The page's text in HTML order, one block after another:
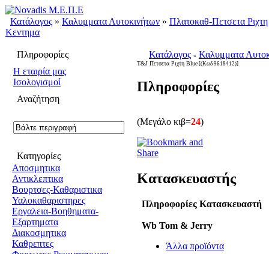
Κατάλογος » Καλυμματα Αυτοκινήτων » Πλατοκαθ-Πετσετα Ριχτη
Κεντημα
Πληροφορίες
H εταιρία μας
Ισολογισμοί
Αναζήτηση
Κατηγορίες
Αποσμητικα
Αντικλεπτικα
Βουρτσες-Καθαριστικα
Υαλοκαθαριστηρες
Εργαλεια-Βοηθηματα-
Εξαρτηματα
Διακοσμητικα
Καθρεπτες
Κατάλογος » Καλυμματα
T&J Πετσετα Ριχτη Blue [(Κωδ 9618412)]
Πληροφορίες
(Μεγάλο κιβ=24)
Κατασκευαστής
Πληροφορίες Κατασκευαστή
Wb Tom & Jerry
Άλλα προϊόντα